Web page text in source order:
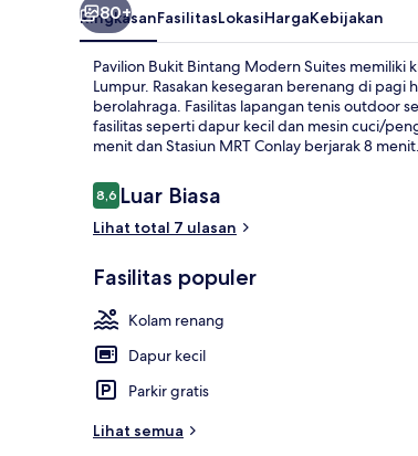
80+
RingkasanFasilitasLokasiHargaKebijakan
Pavilion Bukit Bintang Modern Suites memiliki
Lumpur. Rasakan kesegaran berenang di
berolahraga. Fasilitas lapangan tenis outdoor
fasilitas seperti dapur kecil dan mesin cuci/
menit dan Stasiun MRT Conlay berjarak 8 menit.
Ulasan
8,68,6 dari 10
Luar Biasa
Lihat total 7 ulasan
Fasilitas populer
Kolam renang
Dapur kecil
Parkir gratis
Lihat semua